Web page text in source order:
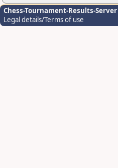
Chess-Tournament-Results-Server
Legal details/Terms of use